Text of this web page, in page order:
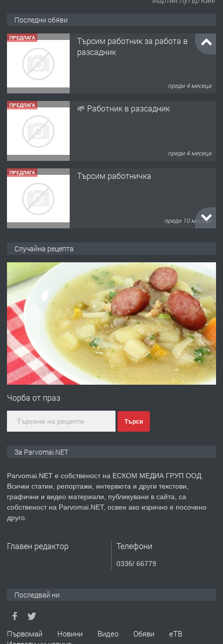
Последни обяви
ПРЕДЛАГА
Търсим работник за работа в
разсадник
преди 4 месеца
ПРЕДЛАГА 🌱 Работник в разсадник
преди 4 месеца
ПРЕДЛАГА Търсим работничка
преди 10 месеца
преди 1 година
ПРЕДЛАГА Работа за общи работници
преди 1 година
ПРЕДЛАГА
Първи поход "По стъпките на Ангел
преди 1 година
ПРЕДЛАГА Уроци по Математика
Случайна рецепта
Чорба от праз
Търси
За Parvomai.NET
Parvomai.NET е собственост на ЕСКОМ МЕДИА ГРУП ООД.
Всички статии, репортажи, интервюта и други текстови,
графични и видео материали, публикувани в сайта, са
собственост на Parvomai.NET, освен ако изрично е посочено
друго.
Главен редактор Телефони
0336/ 66779
Последвай ни
Първомай Новини Видео Обяви
еТВ